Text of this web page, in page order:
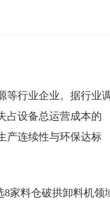
等行业企业。据行业调
占设备总运营成本的
产连续性与环保达标
家料仓破拱卸料机领